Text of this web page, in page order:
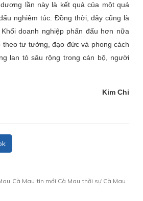
lần này là kết quả của một quá
nghiêm túc. Đồng thời, đây cũng là
doanh nghiệp phấn đấu hơn nữa
theo tư tưởng, đạo đức và phong cách
lan tỏ sâu rộng trong cán bộ, người
Kim Chi
Cà Mau tin mới Cà Mau thời sự Cà Mau